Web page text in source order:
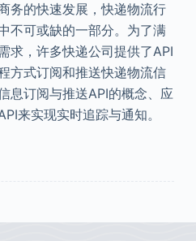
务的快速发展，快递物流行
不可或缺的一部分。为了满
求，许多快递公司提供了API
方式订阅和推送快递物流信
息订阅与推送API的概念、应
来实现实时追踪与通知。